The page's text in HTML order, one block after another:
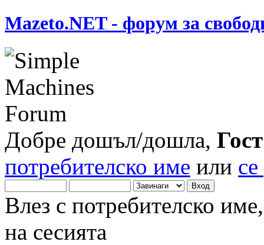
Mazeto.NET - форум за
Добре дошъл/дошла, Гост
потребителско име или
Влез с потребителско
на сесията